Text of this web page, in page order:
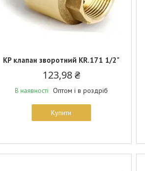
KP клапан зворотний KR.171 1/2"
123,98 ₴
В наявності Оптом і в роздріб
Купити